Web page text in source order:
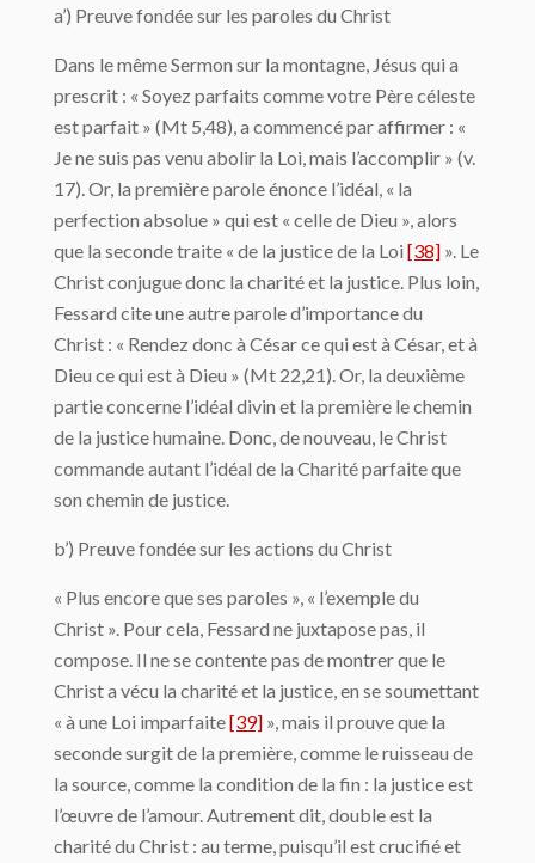
a’) Preuve fondée sur les paroles du Christ
Dans le même Sermon sur la montagne, Jésus qui a
prescrit : « Soyez parfaits comme votre Père céleste
est parfait » (Mt 5,48), a commencé par affirmer : «
Je ne suis pas venu abolir la Loi, mais l’accomplir » (v.
17). Or, la première parole énonce l’idéal, « la
perfection absolue » qui est « celle de Dieu », alors
que la seconde traite « de la justice de la Loi [38] ». Le
Christ conjugue donc la charité et la justice. Plus loin,
Fessard cite une autre parole d’importance du
Christ : « Rendez donc à César ce qui est à César, et à
Dieu ce qui est à Dieu » (Mt 22,21). Or, la deuxième
partie concerne l’idéal divin et la première le chemin
de la justice humaine. Donc, de nouveau, le Christ
commande autant l’idéal de la Charité parfaite que
son chemin de justice.
b’) Preuve fondée sur les actions du Christ
« Plus encore que ses paroles », « l’exemple du
Christ ». Pour cela, Fessard ne juxtapose pas, il
compose. Il ne se contente pas de montrer que le
Christ a vécu la charité et la justice, en se soumettant
« à une Loi imparfaite[39] », mais il prouve que la
seconde surgit de la première, comme le ruisseau de
la source, comme la condition de la fin : la justice est
l’œuvre de l’amour. Autrement dit, double est la
charité du Christ : au terme, puisqu’il est crucifié et